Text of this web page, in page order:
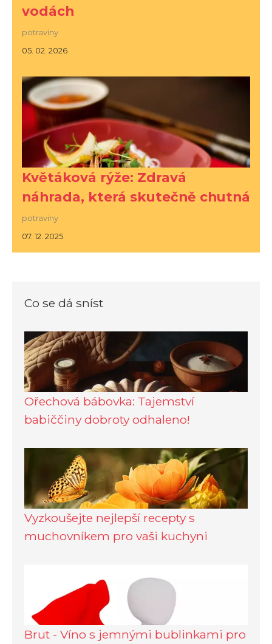
vodách
potraviny
05. 02. 2026
Květáková rýže: Zdravá
náhrada, která skutečně chutná
potraviny
07. 12. 2025
Co se dá sníst
Ořechová bábovka: Tajemství
babiččiny dobroty odhaleno!
Vyzkoušejte nejlepší recepty s
muchovníkem pro vaši kuchyni
Brut - Víno s jemnými bublinkami pro